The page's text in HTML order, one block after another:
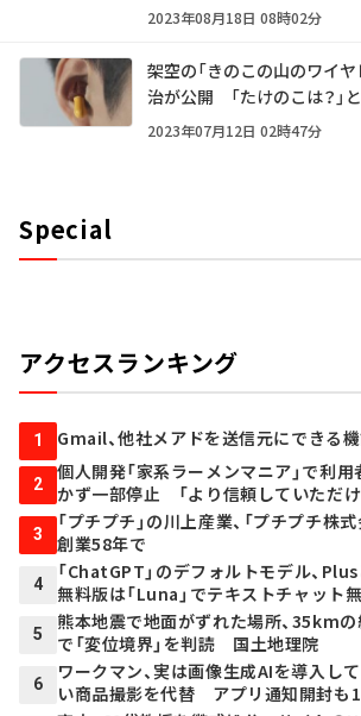
2023年08月18日 08時02分
架空の「きのこの山のワイヤ
治が公開 「たけのこは？」
2023年07月12日 02時47分
Special
アクセスランキング
1 Gmail、他社メアドを送信元にできる
2
個人開発「家系ラーメンマニア」で利
かず一部停止 「より信頼していただけ
3
「プチプチ」の川上産業、「プチプチ株
創業58年で
4
「ChatGPT」のデフォルトモデル、Plus
無料版は「Luna」でテキストチャット
5
熊本地震で地面がずれた場所、35km
で「変位境界」を判読 国土地理院
6
ワークマン、実は画像生成AIを導入
い商品撮影を代替 アプリ通知開封も